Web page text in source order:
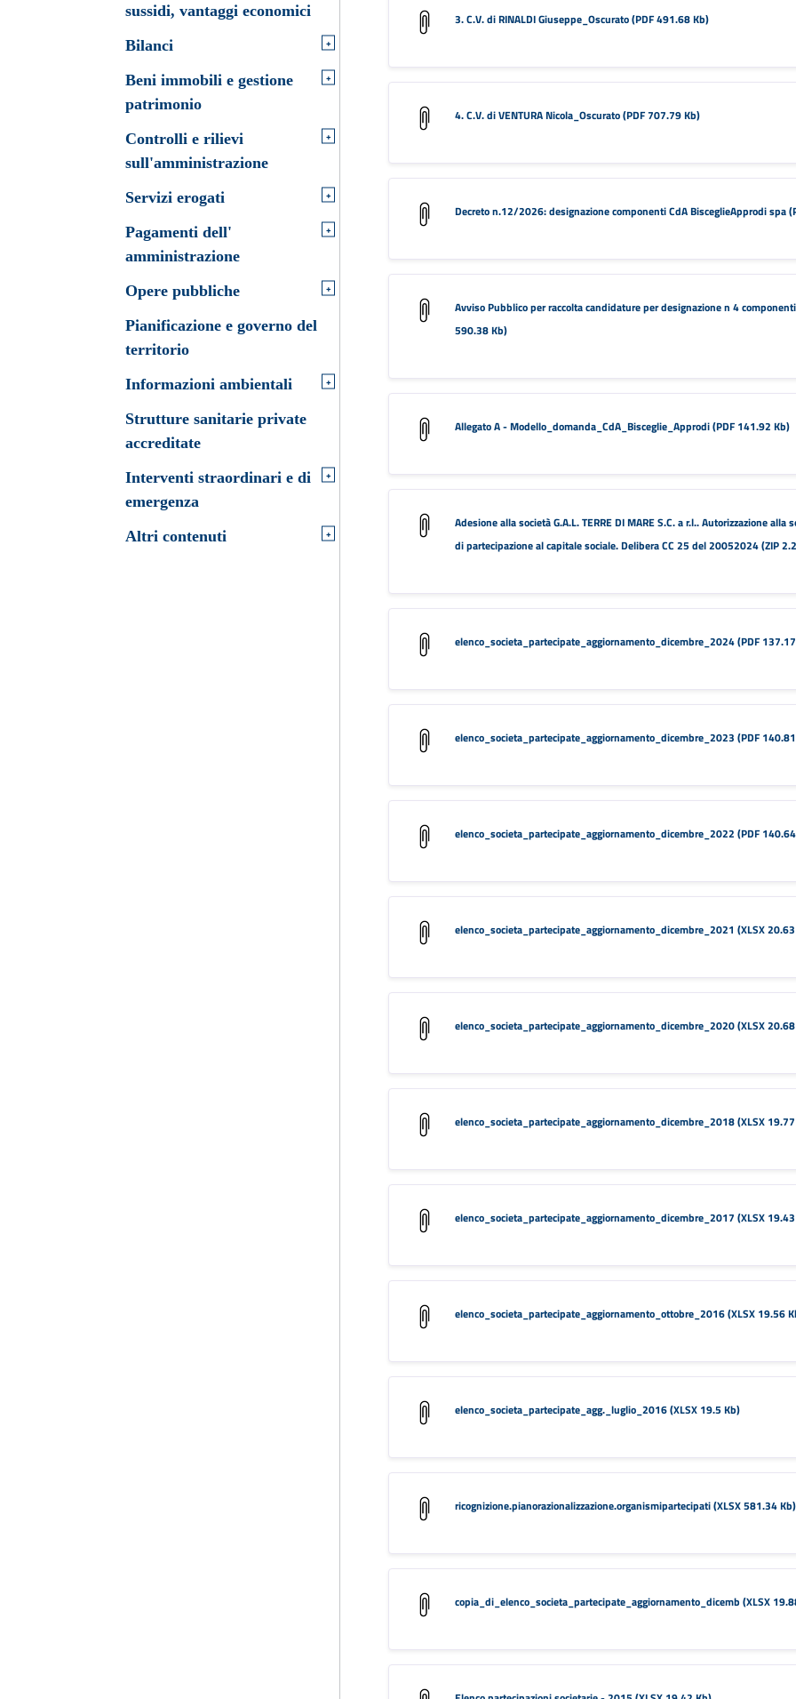
sussidi, vantaggi economici
Bilanci +
Beni immobili e gestione
patrimonio
+
Controlli e rilievi
sull'amministrazione
+
Servizi erogati +
Pagamenti dell'
amministrazione
+
Opere pubbliche +
Pianificazione e governo del
territorio
Informazioni ambientali
+
Strutture sanitarie private
accreditate
Interventi straordinari e di
emergenza
+
Altri contenuti +
3. C.V. di RINALDI Giuseppe_Oscurato (PDF 491.68 Kb)
4. C.V. di VENTURA Nicola_Oscurato (PDF 707.79 Kb)
Decreto n.12/2026: designazione componenti CdA BisceglieApprodi spa
Avviso Pubblico per raccolta candidature per designazione n 4
590.38 Kb)
Allegato A - Modello_domanda_CdA_Bisceglie_Approdi (PDF 141.92 Kb)
Adesione alla società G.A.L. TERRE DI MARE S.C. a r.l.. Autorizzazione
di partecipazione al capitale sociale. Delibera CC 25 del 20052024 (ZIP
elenco_societa_partecipate_aggiornamento_dicembre_2024 (PDF
elenco_societa_partecipate_aggiornamento_dicembre_2023 (PDF
elenco_societa_partecipate_aggiornamento_dicembre_2022 (PDF
elenco_societa_partecipate_aggiornamento_dicembre_2021 (XLSX
elenco_societa_partecipate_aggiornamento_dicembre_2020 (XLSX
elenco_societa_partecipate_aggiornamento_dicembre_2018 (XLSX
elenco_societa_partecipate_aggiornamento_dicembre_2017 (XLSX
elenco_societa_partecipate_aggiornamento_ottobre_2016 (XLSX 19.56
elenco_societa_partecipate_agg._luglio_2016 (XLSX 19.5 Kb)
ricognizione.pianorazionalizzazione.organismipartecipati (XLSX 581.34 Kb)
copia_di_elenco_societa_partecipate_aggiornamento_dicemb (XLSX